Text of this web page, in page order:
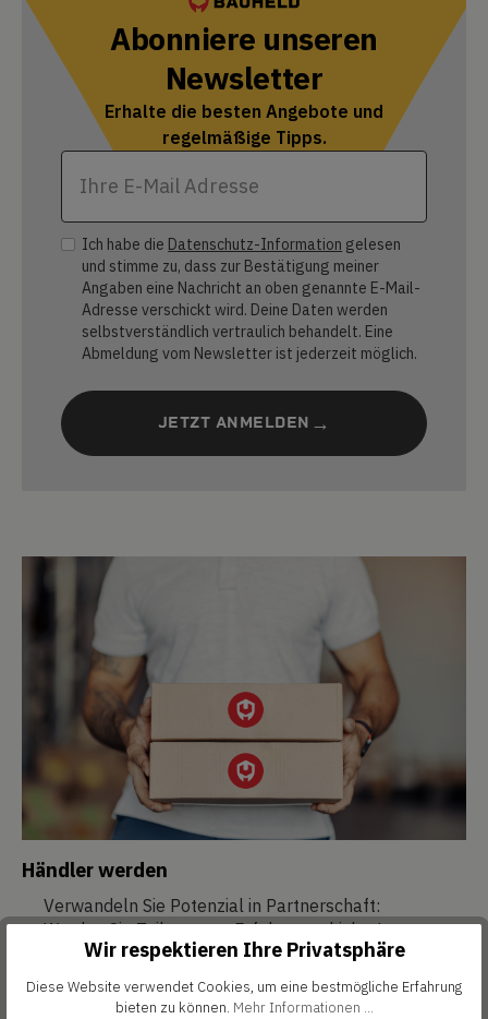
Abonniere unseren
Newsletter
Erhalte die besten Angebote und
regelmäßige Tipps.
Ich habe die Datenschutz-Information gelesen
und stimme zu, dass zur Bestätigung meiner
Angaben eine Nachricht an oben genannte E-Mail-
Adresse verschickt wird. Deine Daten werden
selbstverständlich vertraulich behandelt. Eine
Abmeldung vom Newsletter ist jederzeit möglich.
JETZT ANMELDEN
Händler werden
Verwandeln Sie Potenzial in Partnerschaft:
Werden Sie Teil unserer Erfolgsgeschichte!
ZUM SHOP
Wir respektieren Ihre Privatsphäre
Diese Website verwendet Cookies, um eine bestmögliche Erfahrung
bieten zu können. Mehr Informationen ...